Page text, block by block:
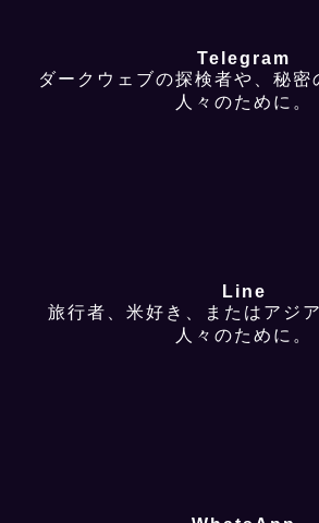
Telegram
ダークウェブの探検者や、秘密
人々のために。
Line
旅行者、米好き、またはアジ
人々のために。